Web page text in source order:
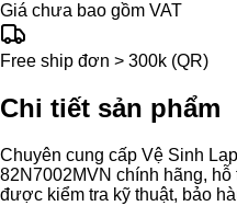
Giá chưa bao gồm VAT
Free ship đơn > 300k (QR)
Chi tiết sản phẩm
Chuyên cung cấp Vệ Sinh
82N7002MVN chính hãng,
được kiểm tra kỹ thuật, bảo